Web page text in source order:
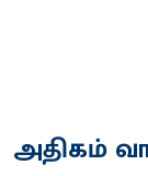
அதிகம்